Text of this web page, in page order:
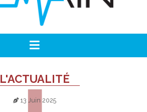
L'ACTUALITÉ
13 Juin 2025